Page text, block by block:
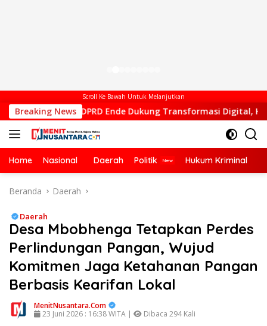
Scroll Ke Bawah Untuk Melanjutkan
Breaking News
DPRD Ende Dukung Transformasi Digital, Hadiri Peluncuran
Home Nasional Daerah Politik Hukum Kriminal
Beranda Daerah
Daerah
Desa Mbobhenga Tetapkan Perdes
Perlindungan Pangan, Wujud
Komitmen Jaga Ketahanan Pangan
Berbasis Kearifan Lokal
MenitNusantara.Com
23 Juni 2026 : 16:38 WITA |
Dibaca 294 Kali